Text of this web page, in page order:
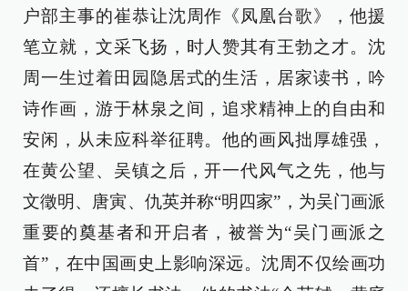
户部主事的崔恭让沈周作《凤凰台歌》，他援
笔立就，文采飞扬，时人赞其有王勃之才。沈
周一生过着田园隐居式的生活，居家读书，吟
诗作画，游于林泉之间，追求精神上的自由和
安闲，从未应科举征聘。他的画风拙厚雄强，
在黄公望、吴镇之后，开一代风气之先，他与
文徵明、唐寅、仇英并称“明四家”，为吴门画派
重要的奠基者和开启者，被誉为“吴门画派之
首”，在中国画史上影响深远。沈周不仅绘画功